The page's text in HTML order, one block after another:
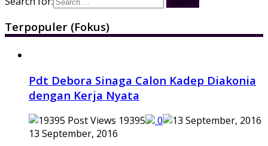
Terpopuler (Fokus)
Pdt Debora Sinaga Calon Kadep Diakonia
dengan Kerja Nyata
19395
0
13 September, 2016